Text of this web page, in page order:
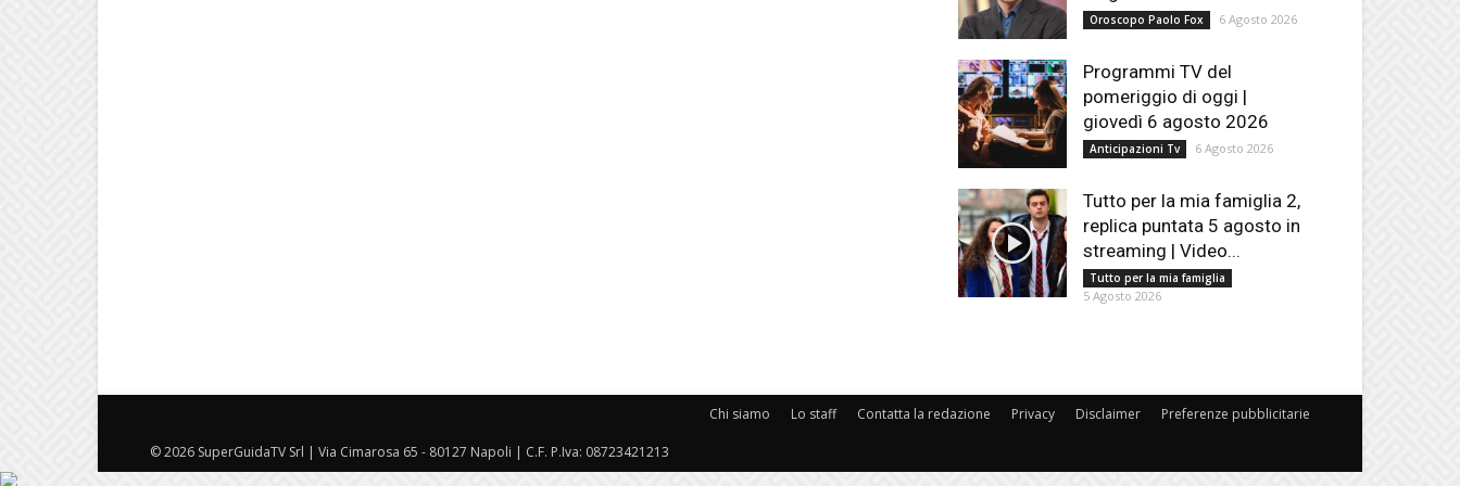
Oroscopo Paolo Fox 6 Agosto 2026
Programmi TV del
pomeriggio di oggi |
giovedì 6 agosto 2026
Anticipazioni Tv 6 Agosto 2026
Tutto per la mia famiglia 2,
replica puntata 5 agosto in
streaming | Video...
Tutto per la mia famiglia
5 Agosto 2026
Chi siamo Lo staff Contatta la redazione Privacy Disclaimer Preferenze pubblicitarie
© 2026 SuperGuidaTV Srl | Via Cimarosa 65 - 80127 Napoli | C.F. P.Iva: 08723421213